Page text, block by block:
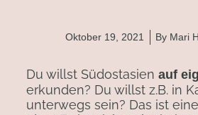
Oktober 19, 2021 By Mari
Du willst Südostasien auf
erkunden? Du willst z.B. in
unterwegs sein? Das ist